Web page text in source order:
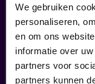
We gebruiken
personaliseren,
en om ons
informatie over
partners voor
partners kunnen
Viva Classic
FilmMuziek